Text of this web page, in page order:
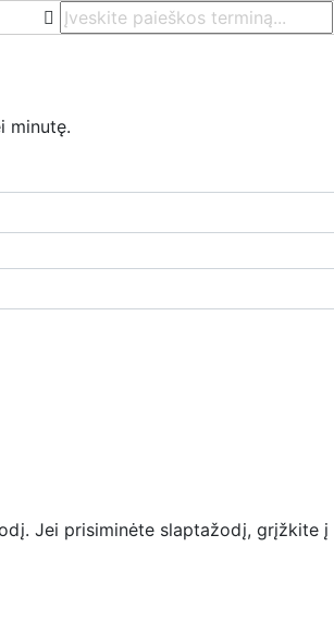
minutę.
Jei prisiminėte slaptažodį, grįžkite į